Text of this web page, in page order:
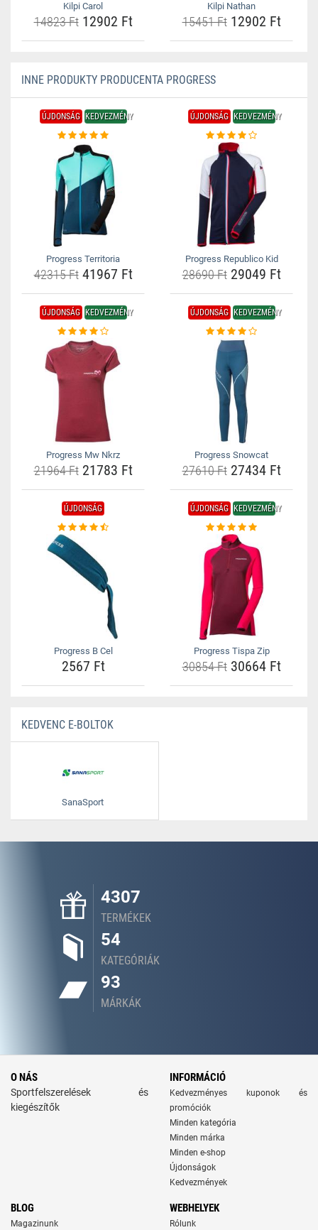
Kilpi Carol
14823 Ft12902 Ft
Kilpi Nathan
15451 Ft12902 Ft
INNE PRODUKTY PRODUCENTA PROGRESS
ÚJDONSÁG KEDVEZMÉNY
Progress Territoria
42315 Ft41967 Ft
ÚJDONSÁG KEDVEZMÉNY
Progress Republico Kid
28690 Ft29049 Ft
ÚJDONSÁG KEDVEZMÉNY
Progress Mw Nkrz
21964 Ft21783 Ft
ÚJDONSÁG KEDVEZMÉNY
Progress Snowcat
27610 Ft27434 Ft
ÚJDONSÁG
Progress B Cel
2567 Ft
ÚJDONSÁG KEDVEZMÉNY
Progress Tispa Zip
30854 Ft30664 Ft
KEDVENC E-BOLTOK
SanaSport
4307
TERMÉKEK
54
KATEGÓRIÁK
93
MÁRKÁK
O NÁS
Sportfelszerelések és
kiegészítők
INFORMÁCIÓ
Kedvezményes kuponok és
promóciók
Minden kategória
Minden márka
Minden e-shop
Újdonságok
Kedvezmények
BLOG
Magazinunk
WEBHELYEK
Rólunk